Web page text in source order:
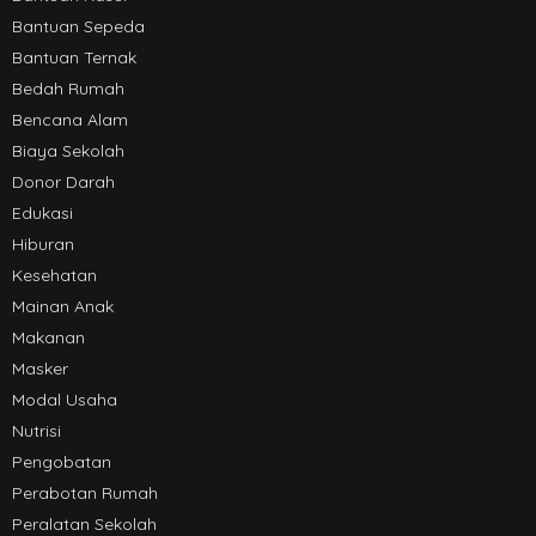
Bantuan Sepeda
Bantuan Ternak
Bedah Rumah
Bencana Alam
Biaya Sekolah
Donor Darah
Edukasi
Hiburan
Kesehatan
Mainan Anak
Makanan
Masker
Modal Usaha
Nutrisi
Pengobatan
Perabotan Rumah
Peralatan Sekolah